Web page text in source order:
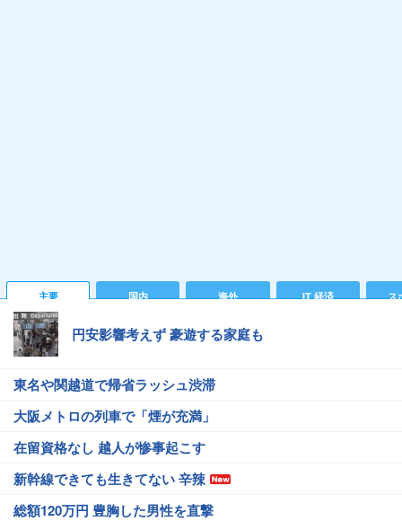
主要 国内 海外 IT 経済 ス
円安影響考えず 豪遊する家庭も
東名や関越道で帰省ラッシュ渋滞
大阪メトロの列車で「煙が充満」
在留資格なし 越人が惨事起こす
新幹線できても生きてない 辛辣
総額120万円 豊胸した男性を直撃